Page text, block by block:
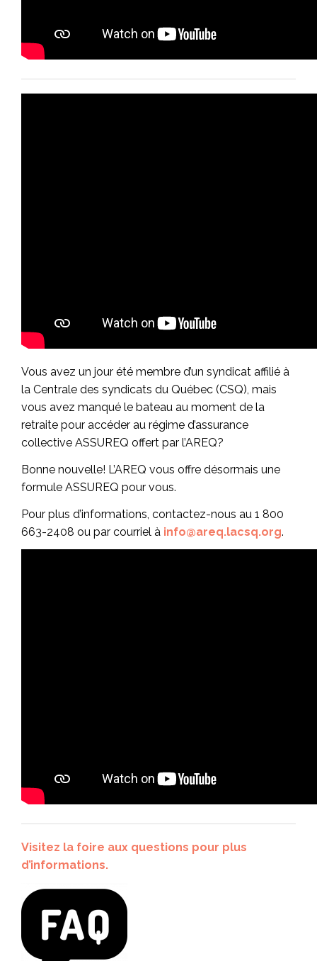
Vous avez un jour été membre d’un syndicat affilié à
la Centrale des syndicats du Québec (CSQ), mais
vous avez manqué le bateau au moment de la
retraite pour accéder au régime d’assurance
collective ASSUREQ offert par l’AREQ?
Bonne nouvelle! L’AREQ vous offre désormais une
formule ASSUREQ pour vous.
Pour plus d’informations, contactez-nous au 1 800
663-2408 ou par courriel à info@areq.lacsq.org.
Visitez la foire aux questions pour plus
d’informations.